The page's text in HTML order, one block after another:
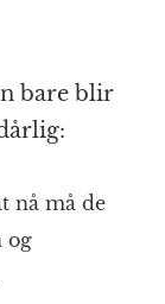
bare blir
nå må de
og